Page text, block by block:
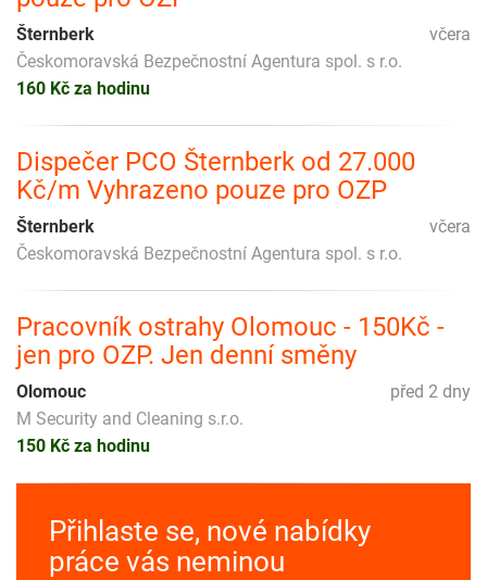
včera
Šternberk
Českomoravská Bezpečnostní Agentura spol. s r.o.
160 Kč za hodinu
Dispečer PCO Šternberk od 27.000
Kč/m Vyhrazeno pouze pro OZP
včera
Šternberk
Českomoravská Bezpečnostní Agentura spol. s r.o.
Pracovník ostrahy Olomouc - 150Kč -
jen pro OZP. Jen denní směny
před 2 dny
Olomouc
M Security and Cleaning s.r.o.
150 Kč za hodinu
Přihlaste se, nové nabídky
práce vás neminou